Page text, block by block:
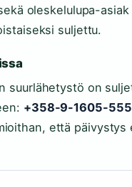
oleskelulupa-
suljettu.
suurlähetystö on
+358-9-1605-
että